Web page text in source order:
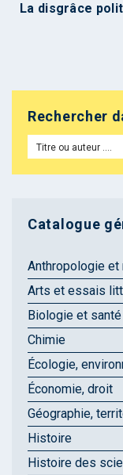
La disgrâce
Rechercher
Catalogue
Anthropologie et
Arts et essais
Biologie et santé
Chimie
Écologie,
Économie, droit
Géographie,
Histoire
Histoire des